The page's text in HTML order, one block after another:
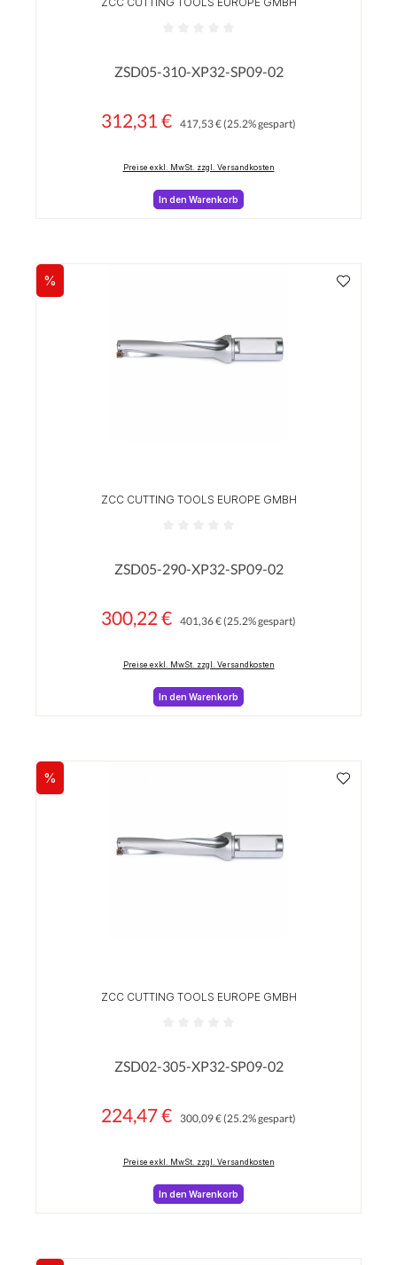
ZSD05-310-XP32-SP09-02
Verkaufspreis:
312,31 € 417,53 €(25.2% gespart)
Preise exkl. MwSt. zzgl. Versandkosten
In den Warenkorb
Rabatt
%
ZCC CUTTING TOOLS EUROPE GMBH
ZSD05-290-XP32-SP09-02
Verkaufspreis:
300,22 € 401,36 €(25.2% gespart)
Preise exkl. MwSt. zzgl. Versandkosten
In den Warenkorb
Rabatt
%
ZCC CUTTING TOOLS EUROPE GMBH
ZSD02-305-XP32-SP09-02
Verkaufspreis:
224,47 € 300,09 €(25.2% gespart)
Preise exkl. MwSt. zzgl. Versandkosten
In den Warenkorb